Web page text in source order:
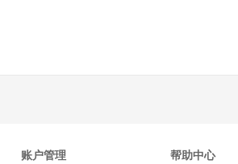
账户管理 帮助中心